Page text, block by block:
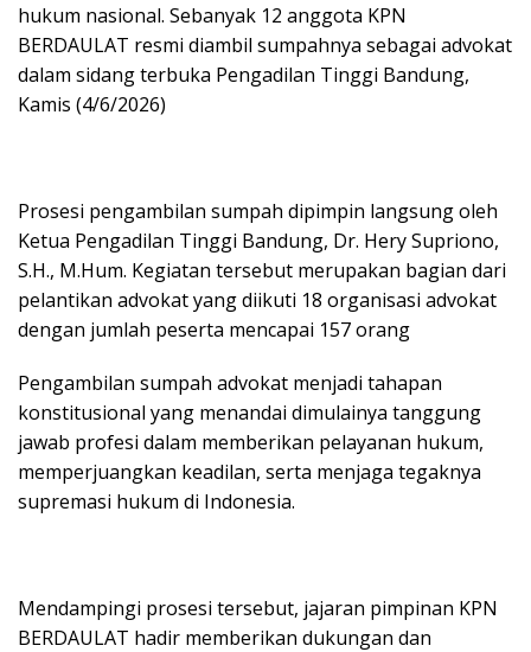
hukum nasional. Sebanyak 12 anggota KPN
BERDAULAT resmi diambil sumpahnya sebagai advokat
dalam sidang terbuka Pengadilan Tinggi Bandung,
Kamis (4/6/2026)
Prosesi pengambilan sumpah dipimpin langsung oleh
Ketua Pengadilan Tinggi Bandung, Dr. Hery Supriono,
S.H., M.Hum. Kegiatan tersebut merupakan bagian dari
pelantikan advokat yang diikuti 18 organisasi advokat
dengan jumlah peserta mencapai 157 orang
Pengambilan sumpah advokat menjadi tahapan
konstitusional yang menandai dimulainya tanggung
jawab profesi dalam memberikan pelayanan hukum,
memperjuangkan keadilan, serta menjaga tegaknya
supremasi hukum di Indonesia.
Mendampingi prosesi tersebut, jajaran pimpinan KPN
BERDAULAT hadir memberikan dukungan dan